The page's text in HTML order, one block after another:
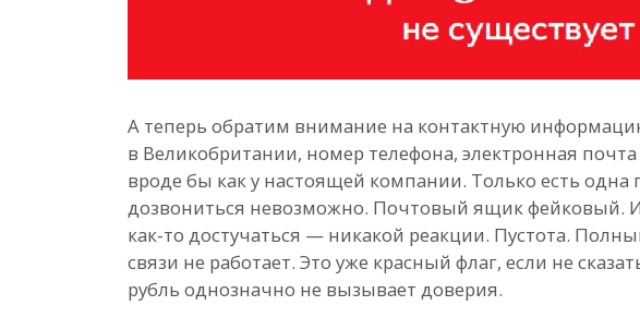
А теперь обратим внимание на контактную
в Великобритании, номер телефона, электронная
вроде бы как у настоящей компании. Только есть
дозвониться невозможно. Почтовый ящик фейковый.
как-то достучаться — никакой реакции. Пустота.
связи не работает. Это уже красный флаг, если не
рубль однозначно не вызывает доверия.